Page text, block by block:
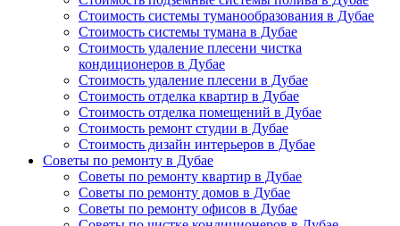
Стоимость системы туманообразования в Дубае
Стоимость системы тумана в Дубае
Стоимость удаление плесени чистка
кондиционеров в Дубае
Стоимость удаление плесени в Дубае
Стоимость отделка квартир в Дубае
Стоимость отделка помещений в Дубае
Стоимость ремонт студии в Дубае
Стоимость дизайн интерьеров в Дубае
Советы по ремонту в Дубае
Советы по ремонту квартир в Дубае
Советы по ремонту домов в Дубае
Советы по ремонту офисов в Дубае